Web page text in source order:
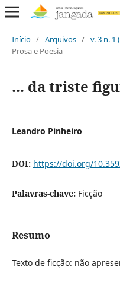
Início / Arquivos / v. 3 n. 1
Prosa e Poesia
... da triste
Leandro Pinheiro
DOI: https://doi.org/
Palavras-chave: Ficção
Resumo
Texto de ficção: não